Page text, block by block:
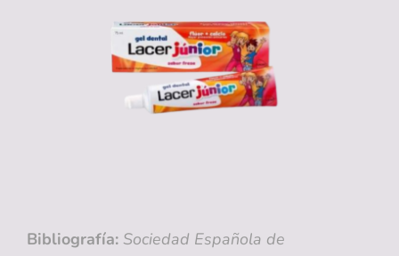
Bibliografía: Sociedad Española de